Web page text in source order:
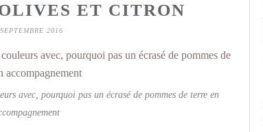
ET CITRON
2016
avec, pourquoi pas un écrasé de pommes de terre en